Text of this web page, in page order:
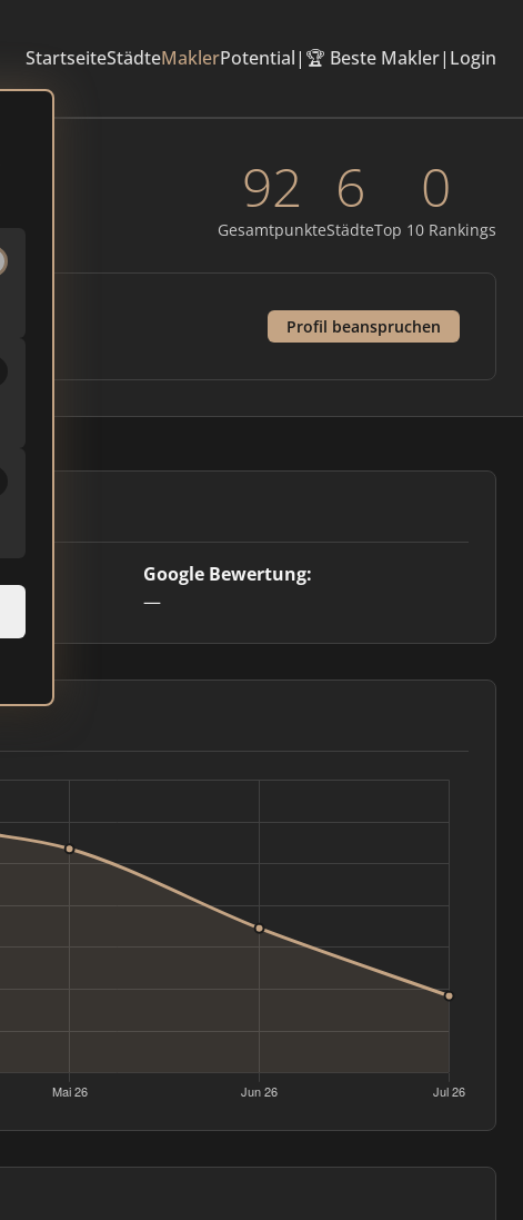
StartseiteStädteMaklerPotential| 🏆 Beste Makler| Login
92
Gesamtpunkte
6
Städte
0
Top 10 Rankings
Profil beanspruchen
Google Bewertung:
—